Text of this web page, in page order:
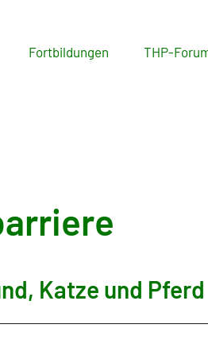
Fortbildungen THP-
Katze und Pferd